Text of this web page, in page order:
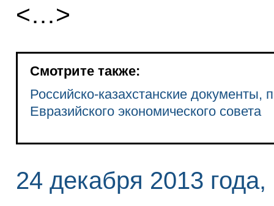
<…>
Смотрите также:
Российско-казахстанские
Евразийского экономического совета
24 декабря 2013